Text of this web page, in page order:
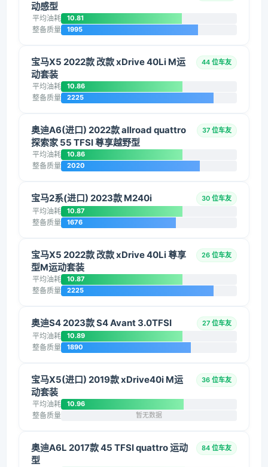
动感型
平均油耗 10.81
整备质量 1995
宝马X5 2022款 改款 xDrive 40Li M运
动套装
44 位车友
平均油耗 10.86
整备质量 2225
奥迪A6(进口) 2022款 allroad quattro
探索家 55 TFSI 尊享越野型
37 位车友
平均油耗 10.86
整备质量 2020
宝马2系(进口) 2023款 M240i 30 位车友
平均油耗 10.87
整备质量 1676
宝马X5 2022款 改款 xDrive 40Li 尊享
型M运动套装
26 位车友
平均油耗 10.87
整备质量 2225
奥迪S4 2023款 S4 Avant 3.0TFSI 27 位车友
平均油耗 10.89
整备质量 1890
宝马X5(进口) 2019款 xDrive40i M运
动套装
36 位车友
平均油耗 10.96
整备质量 暂无数据
奥迪A6L 2017款 45 TFSI quattro 运动
型
84 位车友